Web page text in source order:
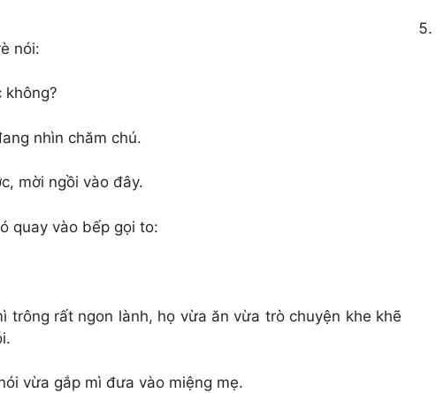
nói:
nhìn chăm chú.
mời ngồi vào đây.
quay vào bếp gọi to:
trông rất ngon lành, họ vừa ăn vừa trò chuyện khe khẽ
vừa gắp mì đưa vào miệng mẹ.